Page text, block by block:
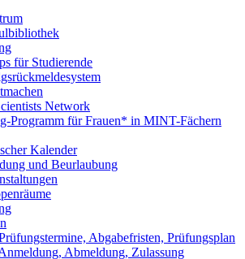
für Studierende
Network
Programm für Frauen* in MINT-Fächern
Kalender
und Beurlaubung
Abgabefristen, Prüfungsplan
Abmeldung, Zulassung